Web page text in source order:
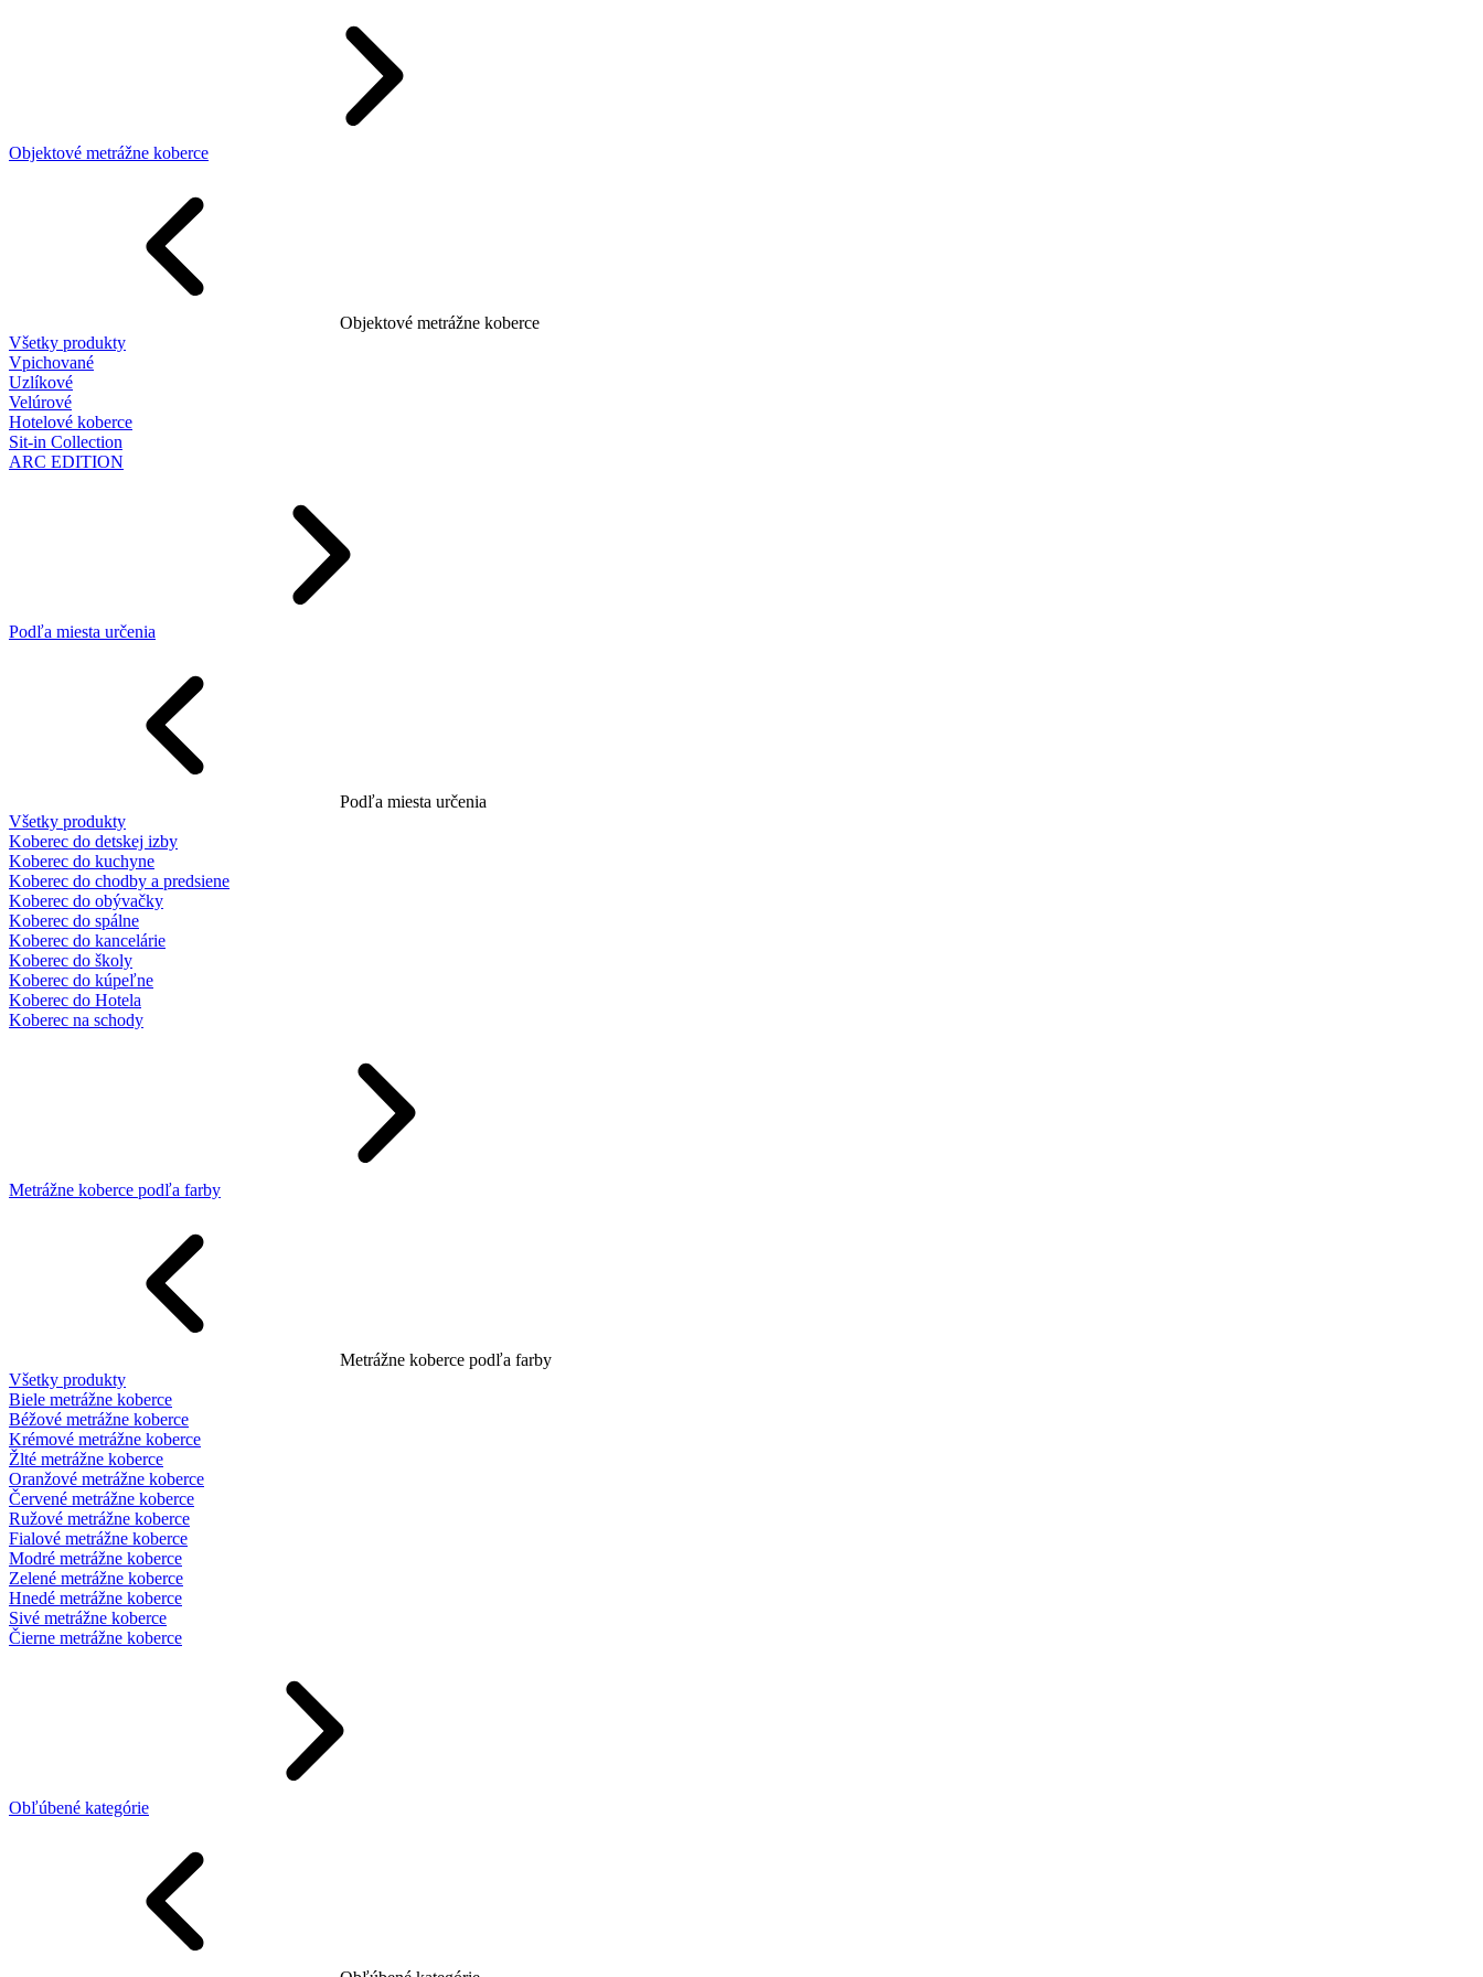
Objektové metrážne koberce
Objektové metrážne koberce
Všetky produkty
Vpichované
Uzlíkové
Velúrové
Hotelové koberce
Sit-in Collection
ARC EDITION
Podľa miesta určenia
Podľa miesta určenia
Všetky produkty
Koberec do detskej izby
Koberec do kuchyne
Koberec do chodby a predsiene
Koberec do obývačky
Koberec do spálne
Koberec do kancelárie
Koberec do školy
Koberec do kúpeľne
Koberec do Hotela
Koberec na schody
Metrážne koberce podľa farby
Metrážne koberce podľa farby
Všetky produkty
Biele metrážne koberce
Béžové metrážne koberce
Krémové metrážne koberce
Žlté metrážne koberce
Oranžové metrážne koberce
Červené metrážne koberce
Ružové metrážne koberce
Fialové metrážne koberce
Modré metrážne koberce
Zelené metrážne koberce
Hnedé metrážne koberce
Sivé metrážne koberce
Čierne metrážne koberce
Obľúbené kategórie